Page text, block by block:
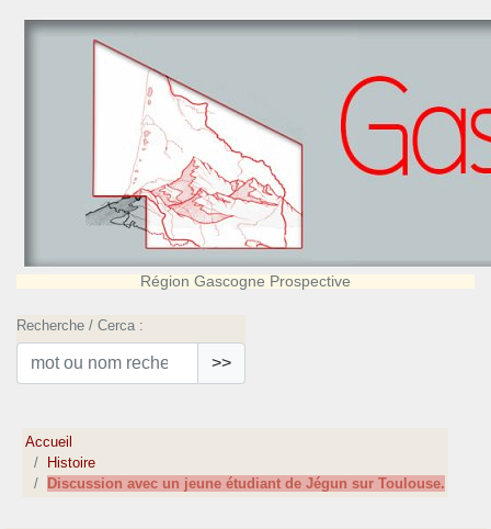
Région Gascogne Prospective
Recherche / Cerca :
>>
Accueil
Histoire
Discussion avec un jeune étudiant de Jégun sur Toulouse.